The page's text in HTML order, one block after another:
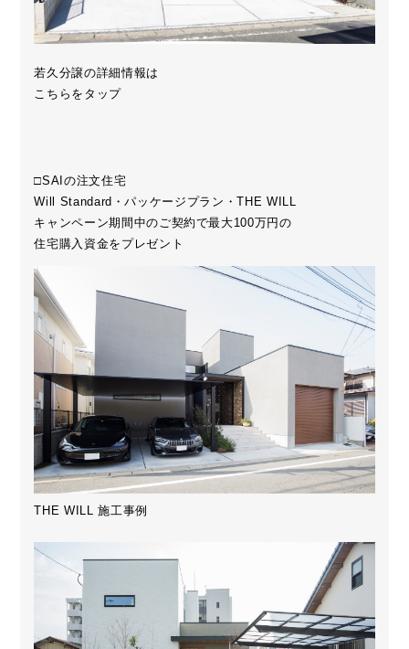
若久分譲の詳細情報は
こちらをタップ
□SAIの注文住宅
Will Standard・パッケージプラン・THE WILL
キャンペーン期間中のご契約で最大100万円の
住宅購入資金をプレゼント
THE WILL 施工事例